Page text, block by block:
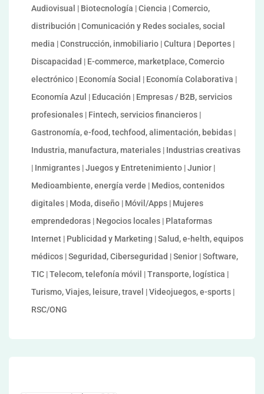
Audiovisual | Biotecnología | Ciencia | Comercio,
distribución | Comunicación y Redes sociales, social
media | Construcción, inmobiliario | Cultura | Deportes |
Discapacidad | E-commerce, marketplace, Comercio
electrónico | Economía Social | Economía Colaborativa |
Economía Azul | Educación | Empresas / B2B, servicios
profesionales | Fintech, servicios financieros |
Gastronomía, e-food, techfood, alimentación, bebidas |
Industria, manufactura, materiales | Industrias creativas
| Inmigrantes | Juegos y Entretenimiento | Junior |
Medioambiente, energía verde | Medios, contenidos
digitales | Moda, diseño | Móvil/Apps | Mujeres
emprendedoras | Negocios locales | Plataformas
Internet | Publicidad y Marketing | Salud, e-helth, equipos
médicos | Seguridad, Ciberseguridad | Senior | Software,
TIC | Telecom, telefonía móvil | Transporte, logística |
Turismo, Viajes, leisure, travel | Videojuegos, e-sports |
RSC/ONG